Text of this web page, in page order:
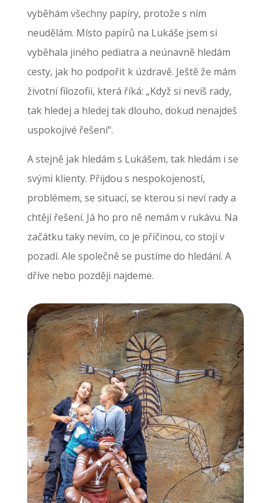
vyběhám všechny papíry, protože s ním
neudělám. Místo papírů na Lukáše jsem si
vyběhala jiného pediatra a neúnavně hledám
cesty, jak ho podpořit k úzdravě. Ještě že mám
životní filozofii, která říká: „Když si nevíš rady,
tak hledej a hledej tak dlouho, dokud nenajdeš
uspokojivé řešení“.
A stejně jak hledám s Lukášem, tak hledám i se
svými klienty. Přijdou s nespokojeností,
problémem, se situací, se kterou si neví rady a
chtějí řešení. Já ho pro ně nemám v rukávu. Na
začátku taky nevím, co je příčinou, co stojí v
pozadí. Ale společně se pustíme do hledání. A
dříve nebo později najdeme.